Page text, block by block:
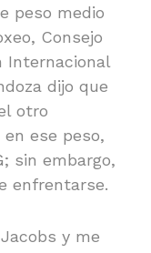
peso medio
Consejo
Internacional
dijo que
otro
ese peso,
sin embargo,
enfrentarse.
y me